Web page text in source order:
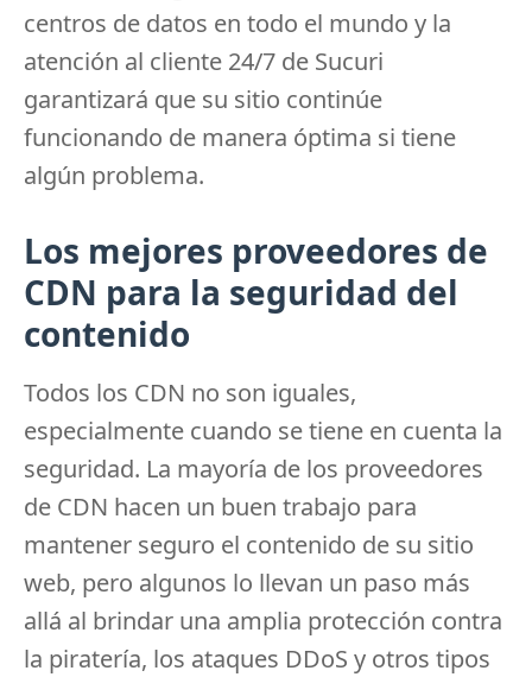
centros de datos en todo el mundo y la
atención al cliente 24/7 de Sucuri
garantizará que su sitio continúe
funcionando de manera óptima si tiene
algún problema.
Los mejores proveedores de
CDN para la seguridad del
contenido
Todos los CDN no son iguales,
especialmente cuando se tiene en cuenta la
seguridad. La mayoría de los proveedores
de CDN hacen un buen trabajo para
mantener seguro el contenido de su sitio
web, pero algunos lo llevan un paso más
allá al brindar una amplia protección contra
la piratería, los ataques DDoS y otros tipos